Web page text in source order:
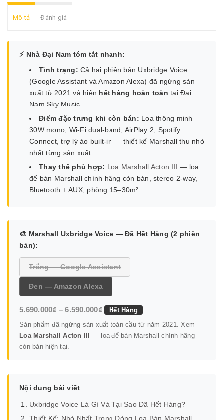
Mô tả Đánh giá
⚡ Nhà Đại Nam tóm tắt nhanh:
Tình trạng: Cả hai phiên bản Uxbridge Voice
(Google Assistant và Amazon Alexa) đã ngừng sản
xuất từ 2021 và hiện hết hàng hoàn toàn tại Đại
Nam Sky Music.
Điểm đặc trưng khi còn bán: Loa thông minh
30W mono, Wi-Fi dual-band, AirPlay 2, Spotify
Connect, trợ lý ảo built-in — thiết kế Marshall thu nhỏ
nhất từng sản xuất.
Thay thế phù hợp: Loa Marshall Acton III — loa
để bàn Marshall chính hãng còn bán, stereo 2-way,
Bluetooth + AUX, phòng 15–30m².
🎨 Marshall Uxbridge Voice — Đã Hết Hàng (2 phiên
bản):
Trắng — Google Assistant
Đen — Amazon Alexa
5.690.000₫ – 6.590.000₫
Hết Hàng
Sản phẩm đã ngừng sản xuất toàn cầu từ năm 2021. Xem
Loa Marshall Acton III
— loa để bàn Marshall chính hãng
còn bán hiện tại.
Nội dung bài viết
Uxbridge Voice Là Gì Và Tại Sao Đã Hết Hàng?
Thiết Kế: Nhỏ Nhất Trong Dòng Loa Bàn Marshall